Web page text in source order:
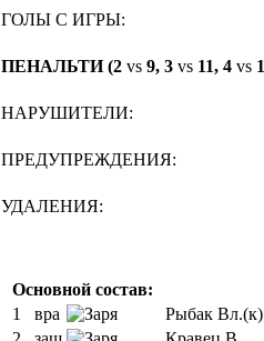
ГОЛЫ С ИГРЫ:
ПЕНАЛЬТИ (2 vs 9, 3 vs 11, 4 vs
НАРУШИТЕЛИ:
ПРЕДУПРЕЖДЕНИЯ:
УДАЛЕНИЯ:
Основной состав:
1
вра
Рыбак Вл.(к)